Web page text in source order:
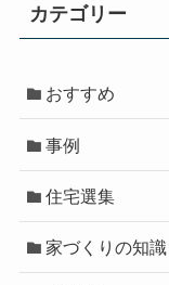
カテゴリー
おすすめ
事例
住宅選集
家づくりの知識